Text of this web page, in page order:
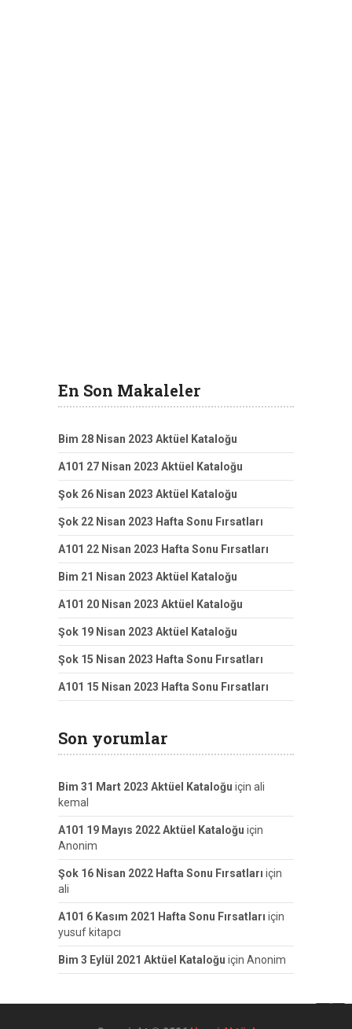
En Son Makaleler
Bim 28 Nisan 2023 Aktüel Kataloğu
A101 27 Nisan 2023 Aktüel Kataloğu
Şok 26 Nisan 2023 Aktüel Kataloğu
Şok 22 Nisan 2023 Hafta Sonu Fırsatları
A101 22 Nisan 2023 Hafta Sonu Fırsatları
Bim 21 Nisan 2023 Aktüel Kataloğu
A101 20 Nisan 2023 Aktüel Kataloğu
Şok 19 Nisan 2023 Aktüel Kataloğu
Şok 15 Nisan 2023 Hafta Sonu Fırsatları
A101 15 Nisan 2023 Hafta Sonu Fırsatları
Son yorumlar
Bim 31 Mart 2023 Aktüel Kataloğu için ali
kemal
A101 19 Mayıs 2022 Aktüel Kataloğu için
Anonim
Şok 16 Nisan 2022 Hafta Sonu Fırsatları için
ali
A101 6 Kasım 2021 Hafta Sonu Fırsatları için
yusuf kitapcı
Bim 3 Eylül 2021 Aktüel Kataloğu için Anonim